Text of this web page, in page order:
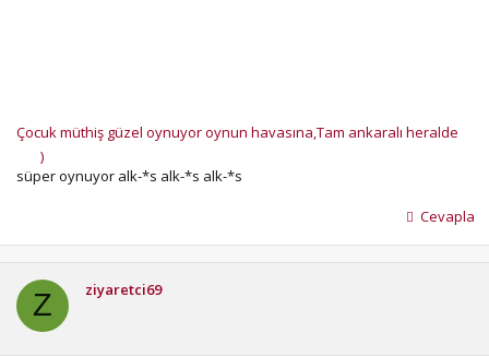
Çocuk müthiş güzel oynuyor oynun havasına,Tam ankaralı heralde
)
süper oynuyor alk-*s alk-*s alk-*s
Cevapla
Z ziyaretci69